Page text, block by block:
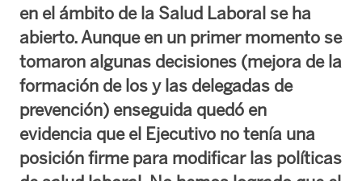
en el ámbito de la Salud Laboral se ha
abierto. Aunque en un primer momento se
tomaron algunas decisiones (mejora de la
formación de los y las delegadas de
prevención) enseguida quedó en
evidencia que el Ejecutivo no tenía una
posición firme para modificar las políticas